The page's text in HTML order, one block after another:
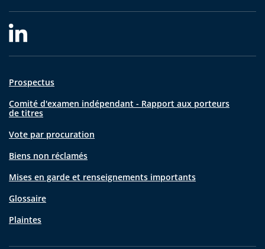
Prospectus
Comité d'examen indépendant - Rapport aux porteurs
de titres
Vote par procuration
Biens non réclamés
Mises en garde et renseignements importants
Glossaire
Plaintes